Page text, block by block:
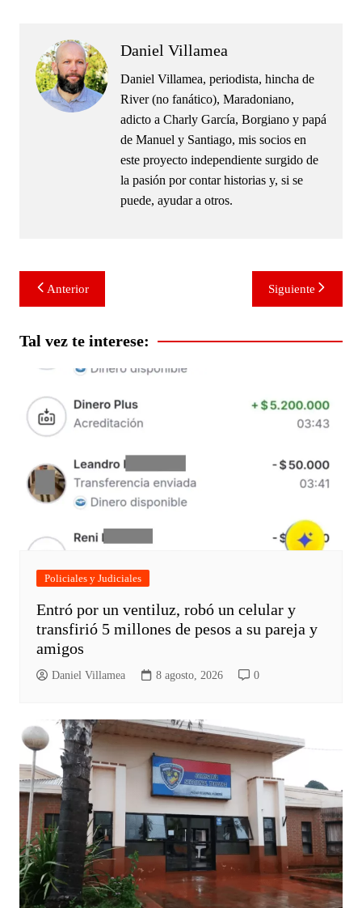
Daniel Villamea
Daniel Villamea, periodista, hincha de
River (no fanático), Maradoniano,
adicto a Charly García, Borgiano y papá
de Manuel y Santiago, mis socios en
este proyecto independiente surgido de
la pasión por contar historias y, si se
puede, ayudar a otros.
Navegación
de
entradas
Anterior Siguiente
Tal vez te interese:
Policiales y Judiciales
Entró por un ventiluz, robó un celular y
transfirió 5 millones de pesos a su pareja y
amigos
Daniel Villamea 8 agosto, 2026 0